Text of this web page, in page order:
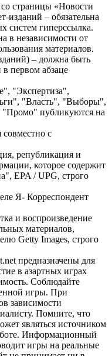
страницы «Новости
изданий – обязательна
систем гиперссылка.
в независимости от
материалов.
– должна быть
первом абзаце
"Экспертиза",
"Власть", "Выборы",
публикуются на
совместно с
републикация и
которое содержит
EPA / UPG, строго
Я- Корреспондент
и воспроизведение
материалов,
Getty Images, строго
предназначены для
в азартных играх
Соблюдайте
игры. При
зависимости
Помните, что
являться источником
Информационный
игры на реальные